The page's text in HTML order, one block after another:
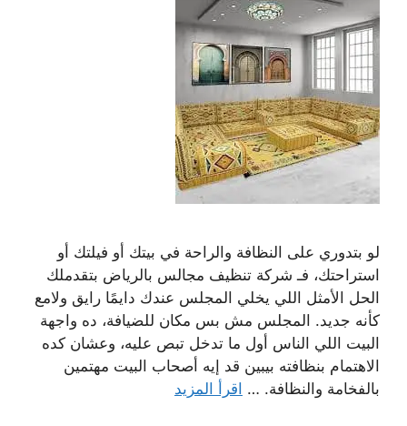
لو بتدوري على النظافة والراحة في بيتك أو فيلتك أو
استراحتك، فـ شركة تنظيف مجالس بالرياض بتقدملك
الحل الأمثل اللي يخلي المجلس عندك دايمًا رايق ولامع
كأنه جديد. المجلس مش بس مكان للضيافة، ده واجهة
البيت اللي الناس أول ما تدخل تبص عليه، وعشان كده
الاهتمام بنظافته بيبين قد إيه أصحاب البيت مهتمين
بالفخامة والنظافة. … اقرأ المزيد